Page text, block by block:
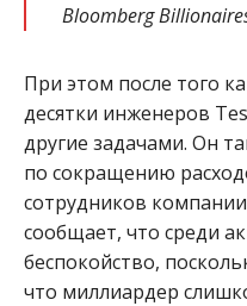
Bloomberg
При этом после того
десятки инженеров
другие задачами. Он
по сокращению
сотрудников
сообщает, что среди
беспокойство,
что миллиардер